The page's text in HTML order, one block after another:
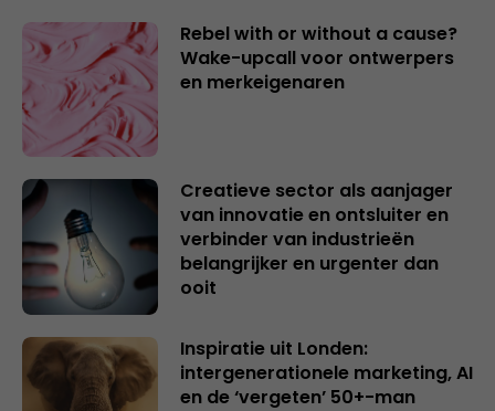
Rebel with or without a cause?
Wake-upcall voor ontwerpers
en merkeigenaren
Creatieve sector als aanjager
van innovatie en ontsluiter en
verbinder van industrieën
belangrijker en urgenter dan
ooit
Inspiratie uit Londen:
intergenerationele marketing, AI
en de ‘vergeten’ 50+-man